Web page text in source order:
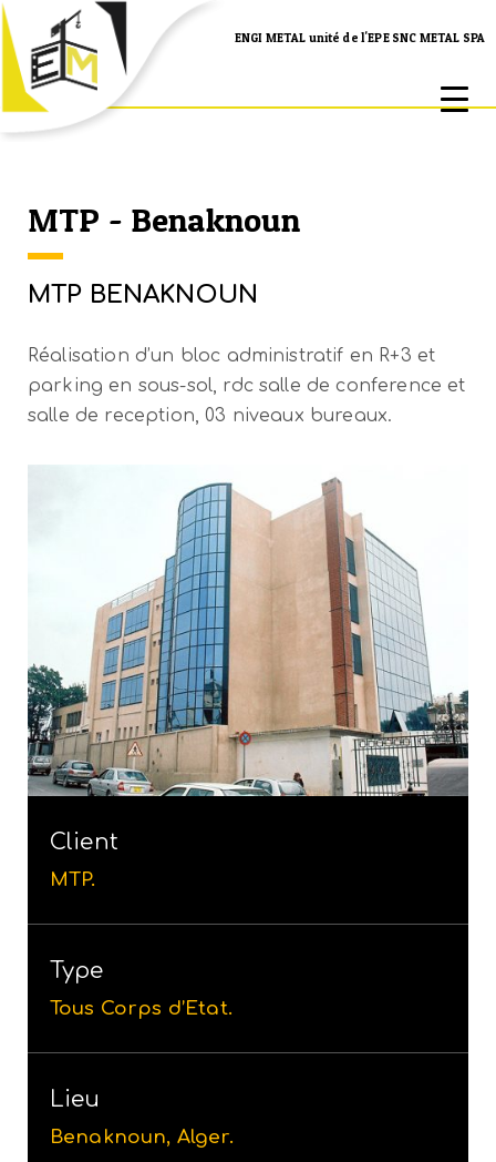
ENGI METAL unité de l'EPE SNC METAL SPA
MTP - Benaknoun
MTP BENAKNOUN
Réalisation d’un bloc administratif en R+3 et
parking en sous-sol, rdc salle de conference et
salle de reception, 03 niveaux bureaux.
Client
MTP.
Type
Tous Corps d’Etat.
Lieu
Benaknoun, Alger.